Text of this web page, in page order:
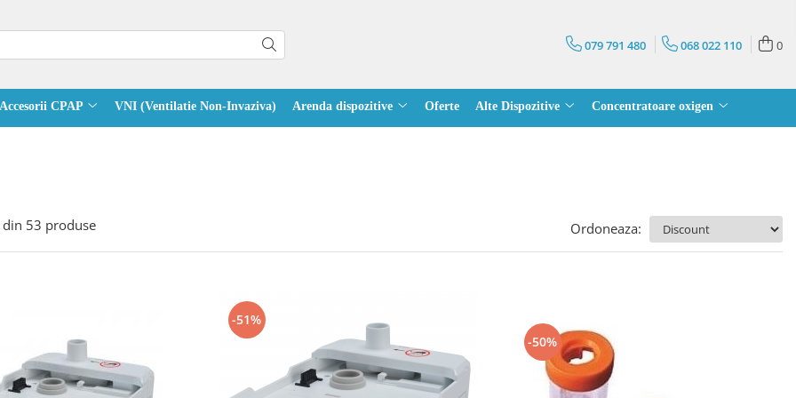
079 791 480 068 022 110 0
Accesorii CPAP VNI (Ventilatie Non-Invaziva) Arenda dispozitive Oferte Alte Dispozitive Concentratoare oxigen
din 53 produse Ordoneaza:
-51%
-50%